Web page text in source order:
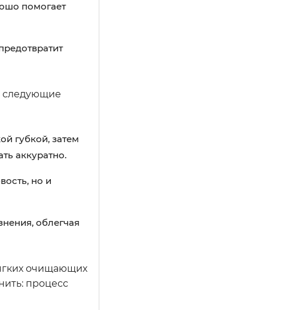
помогает
следующие
губкой, затем
аккуратно.
но и
облегчая
очищающих
процесс